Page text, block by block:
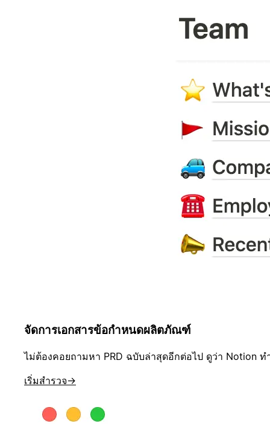
จัดการเอกสารข้อกำหนดผลิตภัณฑ์
ไม่ต้องคอยถามหา PRD ฉบับล่าสุดอีกต่อไป ดูว่า Notion
เริ่มสำรวจ→